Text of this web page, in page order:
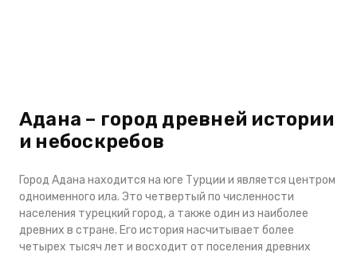
Адана – город древней истории
и небоскребов
Город Адана находится на юге Турции и является центром
одноименного ила. Это четвертый по численности
населения турецкий город, а также один из наиболее
древних в стране. Его история насчитывает более
четырех тысяч лет и восходит от поселения древних